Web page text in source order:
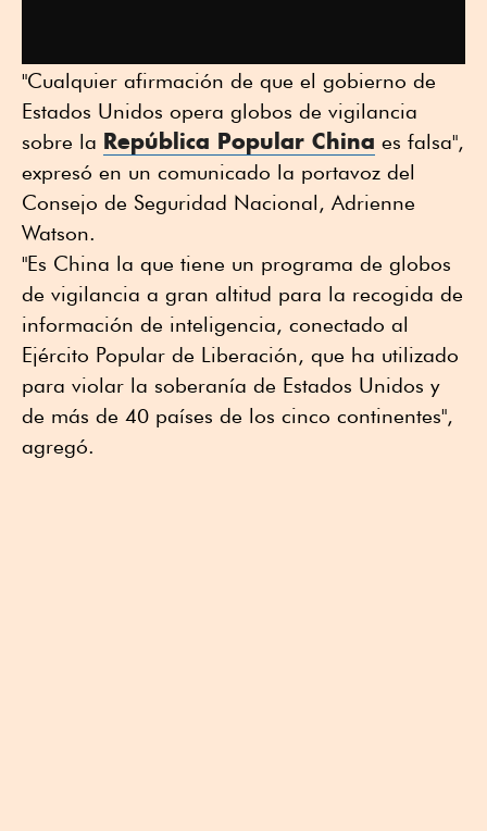
"Cualquier afirmación de que el gobierno de
Estados Unidos opera globos de vigilancia
sobre la República Popular China es falsa",
expresó en un comunicado la portavoz del
Consejo de Seguridad Nacional, Adrienne
Watson.
"Es China la que tiene un programa de globos
de vigilancia a gran altitud para la recogida de
información de inteligencia, conectado al
Ejército Popular de Liberación, que ha utilizado
para violar la soberanía de Estados Unidos y
de más de 40 países de los cinco continentes",
agregó.